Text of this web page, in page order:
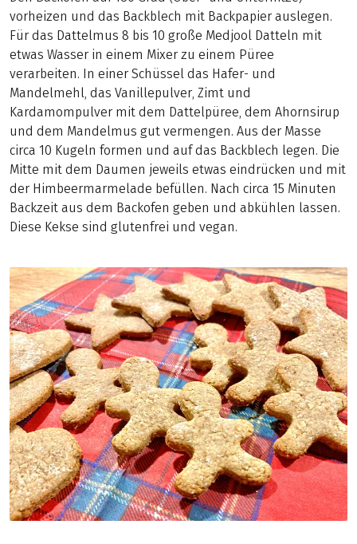
vorheizen und das Backblech mit Backpapier auslegen.
Für das Dattelmus 8 bis 10 große Medjool Datteln mit
etwas Wasser in einem Mixer zu einem Püree
verarbeiten. In einer Schüssel das Hafer- und
Mandelmehl, das Vanillepulver, Zimt und
Kardamompulver mit dem Dattelpüree, dem Ahornsirup
und dem Mandelmus gut vermengen. Aus der Masse
circa 10 Kugeln formen und auf das Backblech legen. Die
Mitte mit dem Daumen jeweils etwas eindrücken und mit
der Himbeermarmelade befüllen. Nach circa 15 Minuten
Backzeit aus dem Backofen geben und abkühlen lassen.
Diese Kekse sind glutenfrei und vegan.